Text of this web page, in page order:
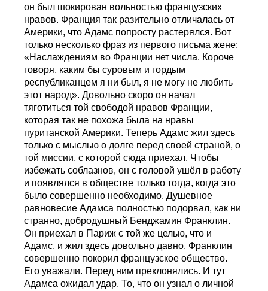
он был шокирован вольностью французских
нравов. Франция так разительно отличалась от
Америки, что Адамс попросту растерялся. Вот
только несколько фраз из первого письма жене:
«Наслаждениям во Франции нет числа. Короче
говоря, каким бы суровым и гордым
республиканцем я ни был, я не могу не любить
этот народ». Довольно скоро он начал
тяготиться той свободой нравов Франции,
которая так не похожа была на нравы
пуританской Америки. Теперь Адамс жил здесь
только с мыслью о долге перед своей страной, о
той миссии, с которой сюда приехал. Чтобы
избежать соблазнов, он с головой ушёл в работу
и появлялся в обществе только тогда, когда это
было совершенно необходимо. Душевное
равновесие Адамса полностью подорвал, как ни
странно, добродушный Бенджамин Франклин.
Он приехал в Париж с той же целью, что и
Адамс, и жил здесь довольно давно. Франклин
совершенно покорил французское общество.
Его уважали. Перед ним преклонялись. И тут
Адамса ожидал удар. То, что он узнал о личной